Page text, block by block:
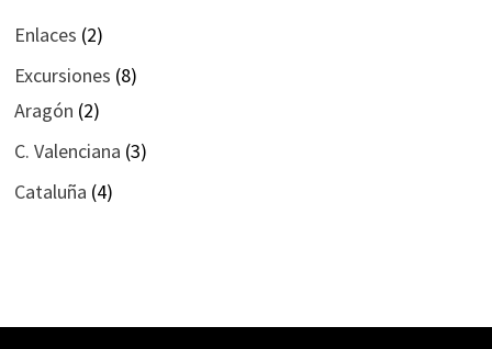
Enlaces (2)
Excursiones (8)
Aragón (2)
C. Valenciana (3)
Cataluña (4)